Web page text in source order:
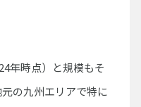
年時点）と規模もそ
の九州エリアで特に